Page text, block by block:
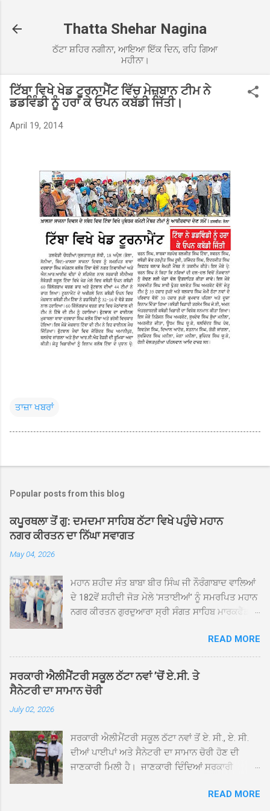
Thatta Shehar Nagina
ਠੱਟਾ ਸ਼ਹਿਰ ਨਗੀਨਾ, ਆਇਆ ਇੱਕ ਦਿਨ, ਰਹਿ ਗਿਆ
ਮਹੀਨਾ।
ਟਿੱਬਾ ਵਿਖੇ ਖੇਡ ਟੂਰਨਾਮੈਂਟ ਵਿੱਚ ਮੇਜ਼ਬਾਨ ਟੀਮ ਨੇ
ਡਡਵਿੰਡੀ ਨੂੰ ਹਰਾ ਕੇ ਓਪਨ ਕਬੱਡੀ ਜਿੱਤੀ।
April 19, 2014
ਤਾਜ਼ਾ ਖਬਰਾਂ
Popular posts from this blog
ਕਪੂਰਥਲਾ ਤੋਂ ਗੁ: ਦਮਦਮਾ ਸਾਹਿਬ ਠੱਟਾ ਵਿਖੇ ਪਹੁੰਚੇ ਮਹਾਨ
ਨਗਰ ਕੀਰਤਨ ਦਾ ਨਿੱਘਾ ਸਵਾਗਤ
May 04, 2026
ਮਹਾਨ ਸ਼ਹੀਦ ਸੰਤ ਬਾਬਾ ਬੀਰ ਸਿੰਘ ਜੀ ਨੌਰੰਗਾਬਾਦ ਵਾਲਿਆਂ
ਦੇ 182ਵੇਂ ਸ਼ਹੀਦੀ ਜੋੜ ਮੇਲੇ 'ਸਤਾਈਆਂ' ਨੂੰ ਸਮਰਪਿਤ ਮਹਾਨ
ਨਗਰ ਕੀਰਤਨ ਗੁਰਦੁਆਰਾ ਸ੍ਰੀ ਸੰਗਤ ਸਾਹਿਬ ਮਾਰਕਫੈੱਡ
ਸਰਪ੍ਰਸਤੀ ਹੇਠ, ਪੰਜ ਪਿਆਰਿਆਂ ਦੀ ਅਗਵਾਈ ਵਿੱਚ
ਮਹੱਲਾ ਸੰਤਪੁਰਾ ਤੋਂ ਪ੍ਰਾਰੰਭ ਹੋ ਕੇ ਪਿੰਡ ਭਗਤਪੁਰ,
ਭਗਵਾਨਪੁਰ, ਝੁੱਗੀਆਂ ਗੁਲਾਮ, ਮਜਾਦਪੁਰ, ਕੁੱਲੀਆਂ, ਰੱਤਾ ਨੌ
ਅਬਾਦ, ਕੋਲੀਆਂਵਾਲ, ਅੱਡਾ ਸਾਬੂਵਾਲ, ਦਰੀਏਵਾਲ,
ਵਿਖੇ ਪਹੁੰਚਣ ’ਤੇ ਮੁੱਖ ਸੇਵਾਦਾਰ ਸੰਤ ਬਾਬਾ ਹਰਜੀਤ ਸਿੰਘ ਤੇ
ਇਲਾਕੇ ਦੀਆਂ ਸੰਗਤਾਂ ਵੱਲੋਂ ਜੈਕਾਰਿਆਂ ਦੀ ਗੂੰਜ ਵਿਚ ਨਿੱਘਾ
ਸਵਾਗਤ ਕੀਤਾ ਗਿਆ। ਗੁਰਦੁਆਰਾ ਸ੍ਰੀ ਦਮਦਮਾ ਸਾਹਿਬ
ਇਸ ਮੌਕੇ ਪੰਜ ਪਿਆਰੇ ਸਾਹਿਬਾਨ ਤੇ ਨਗਰ ਕੀਰਤਨ ਦੇ
READ MORE
ਸਰਕਾਰੀ ਐਲੀਮੈਂਟਰੀ ਸਕੂਲ ਠੱਟਾ ਨਵਾਂ ’ਚੋਂ ਏ.ਸੀ. ਤੇ
ਸੈਨੇਟਰੀ ਦਾ ਸਾਮਾਨ ਚੋਰੀ
July 02, 2026
ਸਰਕਾਰੀ ਐਲੀਮੈਂਟਰੀ ਸਕੂਲ ਠੱਟਾ ਨਵਾਂ ਤੋਂ ਏ. ਸੀ., ਏ. ਸੀ.
ਦੀਆਂ ਪਾਈਪਾਂ ਅਤੇ ਸੈਨੇਟਰੀ ਦਾ ਸਾਮਾਨ ਚੋਰੀ ਹੋਣ ਦੀ
ਜਾਣਕਾਰੀ ਮਿਲੀ ਹੈ। ਜਾਣਕਾਰੀ ਦਿੰਦਿਆਂ ਸਰਕਾਰੀ
ਦੱਸਿਆ ਕਿ ਛੁੱਟੀਆਂ ਤੋਂ ਬਾਅਦ ਅੱਜ ਜਦੋਂ ਸਕੂਲ ਖੁੱਲ੍ਹੇ ਤਾਂ
READ MORE